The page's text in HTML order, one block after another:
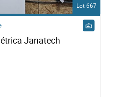
Lot 667
Janatech